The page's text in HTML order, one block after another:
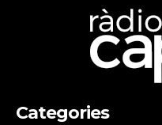
Categories